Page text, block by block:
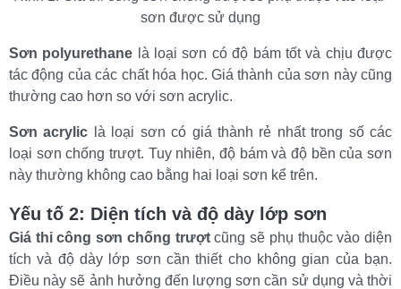
sơn được sử dụng
Sơn polyurethane là loại sơn có độ bám tốt và chịu được
tác động của các chất hóa học. Giá thành của sơn này cũng
thường cao hơn so với sơn acrylic.
Sơn acrylic là loại sơn có giá thành rẻ nhất trong số các
loại sơn chống trượt. Tuy nhiên, độ bám và độ bền của sơn
này thường không cao bằng hai loại sơn kể trên.
Yếu tố 2: Diện tích và độ dày lớp sơn
Giá thi công sơn chống trượt cũng sẽ phụ thuộc vào diện
tích và độ dày lớp sơn cần thiết cho không gian của bạn.
Điều này sẽ ảnh hưởng đến lượng sơn cần sử dụng và thời